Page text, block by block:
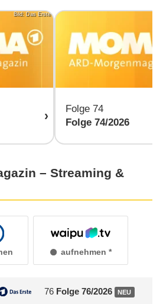
Bild: Das Erste
Folge 74
Folge 74/​2026
– Streaming &
aufnehmen
76 Folge 76/​2026 NEU